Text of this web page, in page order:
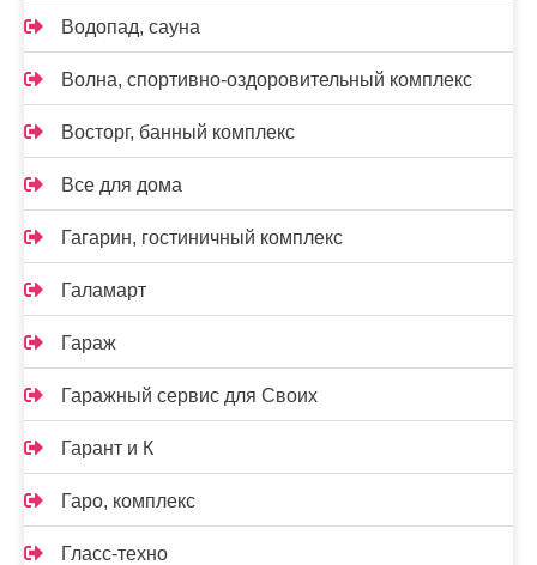
Водопад, сауна
Волна, спортивно-оздоровительный комплекс
Восторг, банный комплекс
Все для дома
Гагарин, гостиничный комплекс
Галамарт
Гараж
Гаражный сервис для Своих
Гарант и К
Гаро, комплекс
Гласс-техно